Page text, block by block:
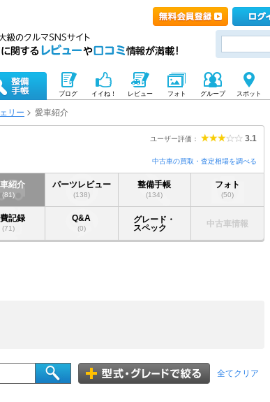
ブログ イイね！ レビュー フォト グループ スポット
リー 愛車紹介
ユーザー評価： 3.1
中古車の買取・査定相場を調べる
紹介
(81)
パーツレビュー
(138)
整備手帳
(134)
フォト
(50)
記録
(71)
Q&A
(0)
グレード・
スペック
中古車情報
全てクリア